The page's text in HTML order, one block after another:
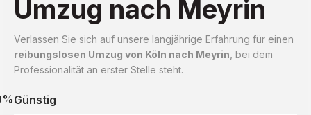
Umzug nach Meyrin
Verlassen Sie sich auf unsere langjährige Erfahrung für einen
reibungslosen Umzug von Köln nach Meyrin , bei dem
Professionalität an erster Stelle steht.
Günstig